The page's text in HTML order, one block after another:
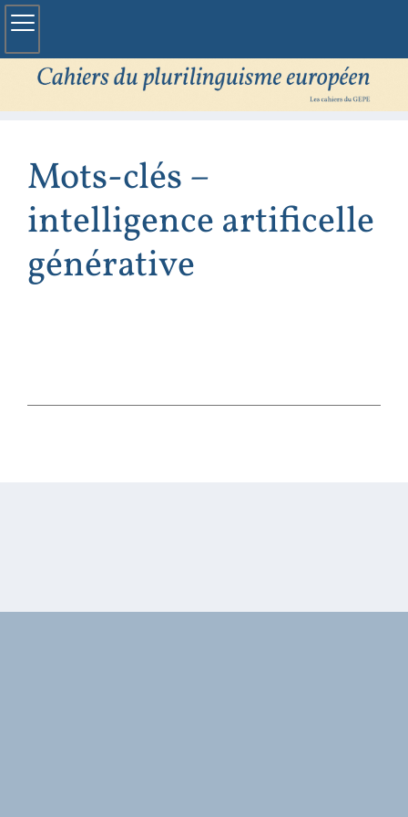
Mots-clés –
intelligence artificelle
générative